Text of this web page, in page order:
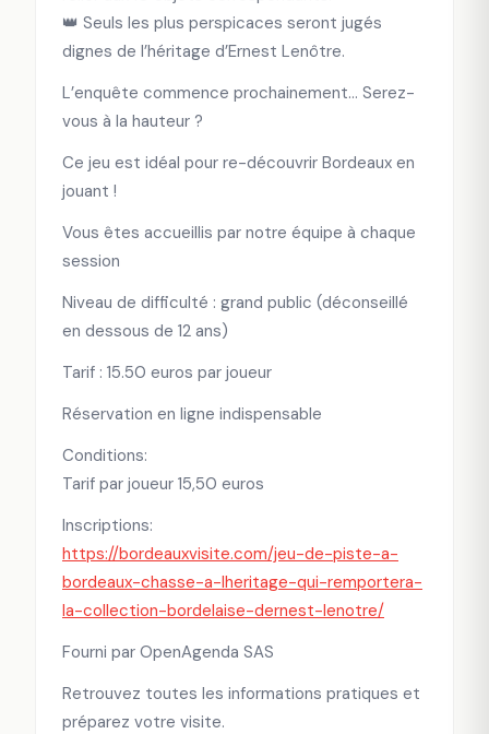
👑 Seuls les plus perspicaces seront jugés
dignes de l’héritage d’Ernest Lenôtre.
L’enquête commence prochainement… Serez-
vous à la hauteur ?
Ce jeu est idéal pour re-découvrir Bordeaux en
jouant !
Vous êtes accueillis par notre équipe à chaque
session
Niveau de difficulté : grand public (déconseillé
en dessous de 12 ans)
Tarif : 15.50 euros par joueur
Réservation en ligne indispensable
Conditions:
Tarif par joueur 15,50 euros
Inscriptions:
https://bordeauxvisite.com/jeu-de-piste-a-
bordeaux-chasse-a-lheritage-qui-remportera-
la-collection-bordelaise-dernest-lenotre/
Fourni par OpenAgenda SAS
Retrouvez toutes les informations pratiques et
préparez votre visite.